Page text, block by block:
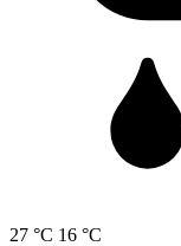
27 °C 16 °C